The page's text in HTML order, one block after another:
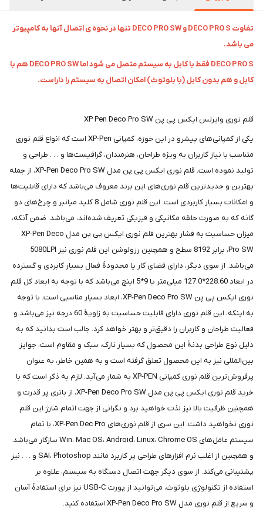
تفاوت DECO PRO S و DECO PRO SW تنها در نحوه ی اتصال آنها به کامپیوتر
می باشد.
DECO PRO S فقط با کابل به سیستم متصل می شود اما DECO PRO SW هم با
کابل و هم بدون کابل (با بلوتوث) امکان اتصال به سیستم را داراست.
قلم نوری وایرلس ایکس پی پن XP Pen Deco Pro SW
یکی از کمپانی‌های پیشرو در این حوزه، کمپانی XP-Pen است که انواع قلم نوری
متناسب با نیاز کاربران به ویژه طراحان، هنرمندان، گرافیست‌ها و . . . طراحی و
تولید نموده است. قلم نوری ایکس پی پن مدل XP-Pen Deco Pro SW، از جمله
بهترین و جدیدترین قلم نوری‌های این برند معروف می‌باشد که دارای قابلیت‌ها
و امکانات بسیار کاربردی است. این قلم نوری شامل 8 کلید میانبر و چرخ‌های دو
گانه که به صورت حلقه مکانیکی و فیزیکی تعریف شده‌اند، می‌باشد. ضمن آنکه،
میزان حساسیت به فشار بهترین قلم نوری ایکس پی پن مدل XP-Pen Deco
Pro SW، برابر 8192 سطح و همچنین رزولوشن این قلم نوری نیز 5080LPI
می‌باشد. از سوی دیگر، دارای فضای کار یا محدودۀ فعال بسیار کابردی و گسترده
در ابعاد 228.60*127.0 میلی‌متر یا 9*5 اینچ می‌باشد که با توجه به ابعاد کل قلم
نوری ایکس پی پن XP-Pen Deco Pro SW، ابعاد بسیار مناسبی است. با توجه
به اینکه، این قلم نوری دارای قابلیت حساسیت به زاویۀ 60 درجه نیز می‌باشد و
فعالیت طراحان و کاربران را دقیق‌تر و بهتر خواهد کرد. جالب است بدانید که به
دلیل نوع طراحی بدنۀ این محصول که بسیار نازک، سبک و مقاوم است، جوایز
بین‌المللی نیز به این محصول تعلق گرفته است و به همین خاطر، به عنوان
پرفروش‌ترین قلم نوری کمپانی XP-PEN به شمار می‌آید. لازم به ذکر است که با
خرید قلم نوری ایکس پی پن مدل XP-Pen Deco Pro SW، از باتری پر قدرت و
همچنین ظرفیت بالا نیز لذت خواهید برد و نگرانی از جهت اتمام شارژ این قلم
نوری نخواهید داشت. این سری از قلم نوری‌های XP-Pen Dec Pro، با تمام
سیستم عامل‌های Win، Mac OS، Android، Linux، Chrome OS سازگار می‌باشد
و همچنین از اغلب نرم افزارهای طراحی پر کاربرد مانند SAI، Photoshop و . . . نیز
پشتیبانی می‌کند. از سوی دیگر جهت اتصال دستگاه به سیستم، علاوه بر
استفاده از تکنولوژی بلوتوث، می‌توانید از پورت USB-C نیز برای استفادۀ آسان
و سریع از قلم نوری مدل XP-Pen Deco Pro SW استفاده کنید.